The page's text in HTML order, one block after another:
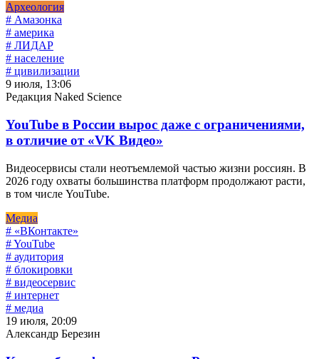
Археология
# Амазонка
# америка
# ЛИДАР
# население
# цивилизации
9 июля, 13:06
Редакция Naked Science
YouTube в России вырос даже с ограничениями,
в отличие от «VK Видео»
Видеосервисы стали неотъемлемой частью жизни россиян. В
2026 году охваты большинства платформ продолжают расти,
в том числе YouTube.
Медиа
# «ВКонтакте»
# YouTube
# аудитория
# блокировки
# видеосервис
# интернет
# медиа
19 июля, 20:09
Александр Березин